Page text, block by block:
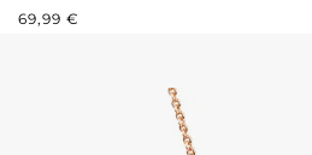
REGULÄRER PREIS:
69,99 €